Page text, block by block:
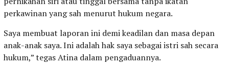
perkawinan yang sah menurut hukum negara.
Saya membuat laporan ini demi keadilan dan masa depan
anak-anak saya. Ini adalah hak saya sebagai istri sah secara
hukum,” tegas Atina dalam pengaduannya.